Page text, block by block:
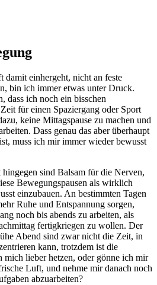
einhergeht, nicht an feste
bin ich immer etwas unter Druck.
dass ich noch ein bisschen
für einen Spaziergang oder Sport
keine Mittagspause zu machen und
Dass genau das aber überhaupt
muss ich mir immer wieder bewusst
sind Balsam für die Nerven,
Bewegungspausen als wirklich
einzubauen. An bestimmten Tagen
Ruhe und Entspannung sorgen,
noch bis abends zu arbeiten, als
fertigkriegen zu wollen. Der
Abend sind zwar nicht die Zeit, in
kann, trotzdem ist die
lieber hetzen, oder gönne ich mir
Luft, und nehme mir danach noch
abzuarbeiten?